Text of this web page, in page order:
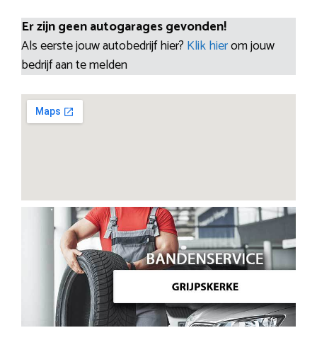
Er zijn geen autogarages gevonden!
Als eerste jouw autobedrijf hier? Klik hierom jouw
bedrijf aan te melden